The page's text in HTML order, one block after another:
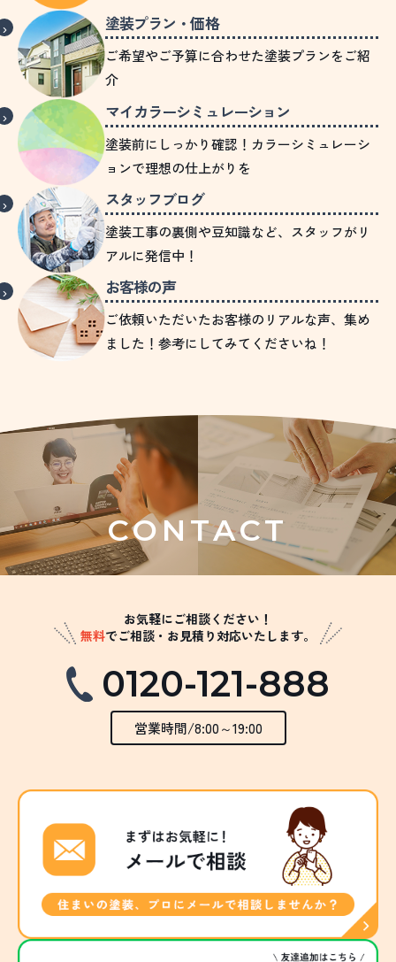
塗装プラン・価格
ご希望やご予算に合わせた塗装プランをご紹
介
マイカラーシミュレーション
塗装前にしっかり確認！カラーシミュレーシ
ョンで理想の仕上がりを
スタッフブログ
塗装工事の裏側や豆知識など、スタッフがリ
アルに発信中！
お客様の声
ご依頼いただいたお客様のリアルな声、集め
ました！参考にしてみてくださいね！
CONTACT
お気軽にご相談ください！
無料でご相談・お見積り対応いたします。
0120-121-888
営業時間/8:00～19:00